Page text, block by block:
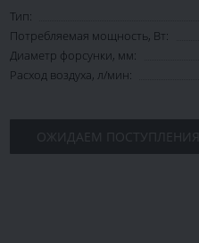
Тип:
Потребляемая мощность, Вт:
Диаметр форсунки, мм:
Расход воздуха, л/мин:
ОЖИДАЕМ ПОСТУПЛЕНИЯ